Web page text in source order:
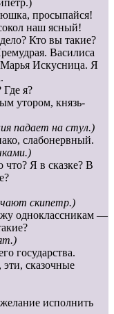
просыпайся!
наш ясный!
Кто вы такие?
Василиса
Искусница. Я
Где я?
утором, князь-
падает на стул.)
слабонервный.
что? Я в сказке? В
скипетр.)
одноклассникам —
государства.
сказочные
исполнить